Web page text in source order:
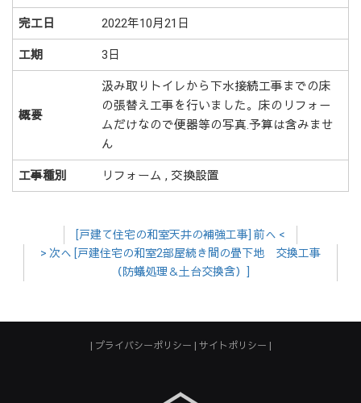
完工日 2022年10月21日
工期 3日
概要
汲み取りトイレから下水接続工事までの床
の張替え工事を行いました。床のリフォ－
ムだけなので便器等の写真.予算は含みませ
ん
工事種別 リフォーム , 交換設置
[戸建て住宅の和室天井の補強工事] 前へ <
> 次へ [戸建住宅の和室2部屋続き間の畳下地 交換工事
（防蟻処理＆土台交換含）]
プライバシーポリシー サイトポリシー